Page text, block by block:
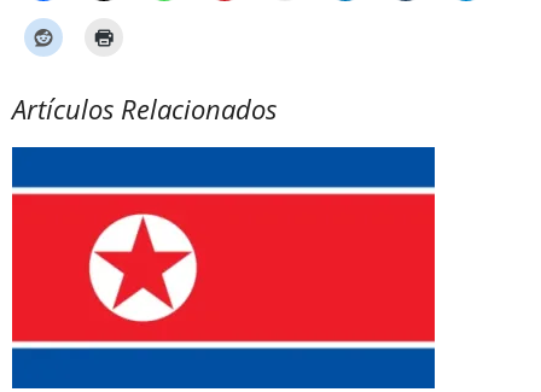
Artículos Relacionados